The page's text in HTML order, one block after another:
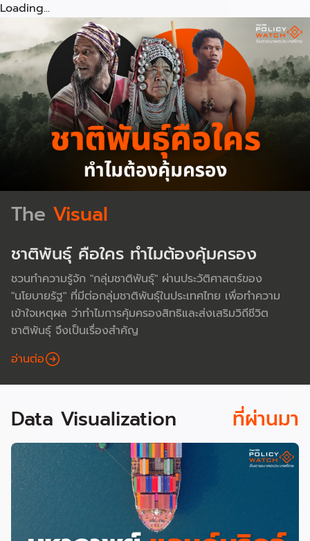
Loading...
The Visual
ชาติพันธุ์ คือใคร ทำไมต้องคุ้มครอง
ชวนทำความรู้จัก "กลุ่มชาติพันธุ์" ผ่านประวัติศาสตร์ของ
"นโยบายรัฐ" ที่มีต่อกลุ่มชาติพันธุ์ในประเทศไทย เพื่อทำความ
เข้าใจเหตุผล ว่าทำไมการคุ้มครองสิทธิและส่งเสริมวิถีชีวิต
ชาติพันธุ์ จึงเป็นเรื่องสำคัญ
อ่านต่อ
Data Visualization ที่ผ่านมา